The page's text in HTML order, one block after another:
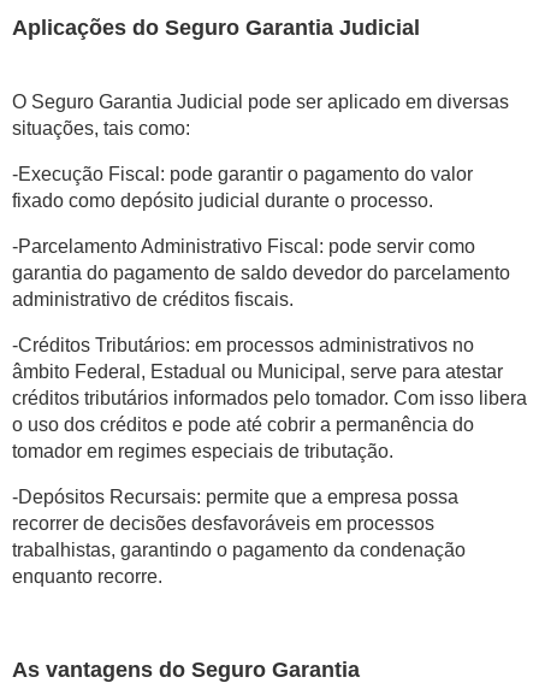
Aplicações do Seguro Garantia Judicial
O Seguro Garantia Judicial pode ser aplicado em diversas
situações, tais como:
-Execução Fiscal: pode garantir o pagamento do valor
fixado como depósito judicial durante o processo.
-Parcelamento Administrativo Fiscal: pode servir como
garantia do pagamento de saldo devedor do parcelamento
administrativo de créditos fiscais.
-Créditos Tributários: em processos administrativos no
âmbito Federal, Estadual ou Municipal, serve para atestar
créditos tributários informados pelo tomador. Com isso libera
o uso dos créditos e pode até cobrir a permanência do
tomador em regimes especiais de tributação.
-Depósitos Recursais: permite que a empresa possa
recorrer de decisões desfavoráveis em processos
trabalhistas, garantindo o pagamento da condenação
enquanto recorre.
As vantagens do Seguro Garantia